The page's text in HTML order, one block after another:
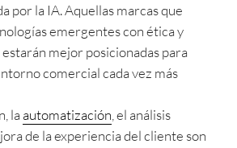
por la IA. Aquellas marcas que
emergentes con ética y
mejor posicionadas para
comercial cada vez más
la automatización , el análisis
de la experiencia del cliente son